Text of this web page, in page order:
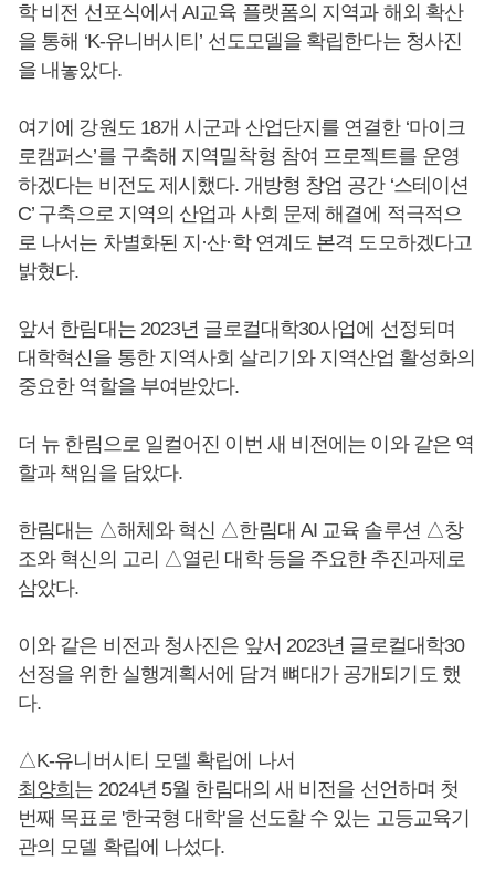
학 비전 선포식에서 AI교육 플랫폼의 지역과 해외 확산
을 통해 ‘K-유니버시티’ 선도모델을 확립한다는 청사진
을 내놓았다.
여기에 강원도 18개 시군과 산업단지를 연결한 ‘마이크
로캠퍼스’를 구축해 지역밀착형 참여 프로젝트를 운영
하겠다는 비전도 제시했다. 개방형 창업 공간 ‘스테이션
C’ 구축으로 지역의 산업과 사회 문제 해결에 적극적으
로 나서는 차별화된 지·산·학 연계도 본격 도모하겠다고
밝혔다.
앞서 한림대는 2023년 글로컬대학30사업에 선정되며
대학혁신을 통한 지역사회 살리기와 지역산업 활성화의
중요한 역할을 부여받았다.
더 뉴 한림으로 일컬어진 이번 새 비전에는 이와 같은 역
할과 책임을 담았다.
한림대는 △해체와 혁신 △한림대 AI 교육 솔루션 △창
조와 혁신의 고리 △열린 대학 등을 주요한 추진과제로
삼았다.
이와 같은 비전과 청사진은 앞서 2023년 글로컬대학30
선정을 위한 실행계획서에 담겨 뼈대가 공개되기도 했
다.
△K-유니버시티 모델 확립에 나서
최양희 는 2024년 5월 한림대의 새 비전을 선언하며 첫
번째 목표로 '한국형 대학'을 선도할 수 있는 고등교육기
관의 모델 확립에 나섰다.